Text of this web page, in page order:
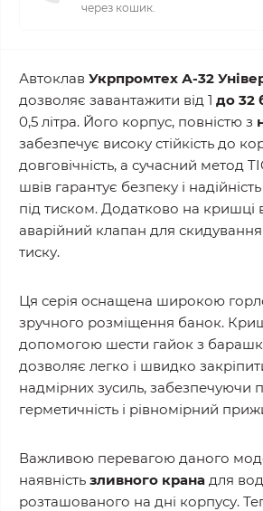
через кошик.
Автоклав Укрпромтех А-32
дозволяє завантажити від 1 до 32
0,5 літра. Його корпус, повністю з
забезпечує високу стійкість до
довговічність, а сучасний метод
швів гарантує безпеку і
під тиском. Додатково на кришці
аварійний клапан для
тиску.
Ця серія оснащена широкою
зручного розміщення банок.
допомогою шести гайок з
дозволяє легко і швидко
надмірних зусиль, забезпечуючи
герметичність і рівномірний
Важливою перевагою даного
наявність зливного крана для
розташованого на дні корпусу.